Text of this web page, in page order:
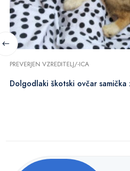
PREVERJEN VZREDITELJ/-ICA
Dolgodlaki škotski ovčar